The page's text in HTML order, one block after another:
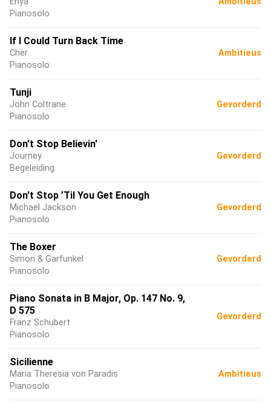
Pianosolo
If I Could Turn Back Time
Cher
Pianosolo
Ambitieus
Tunji
John Coltrane
Pianosolo
Gevorderd
Don't Stop Believin'
Journey
Begeleiding
Gevorderd
Don't Stop ’Til You Get Enough
Michael Jackson
Pianosolo
Gevorderd
The Boxer
Simon & Garfunkel
Pianosolo
Gevorderd
Piano Sonata in B Major, Op. 147 No. 9,
D 575
Franz Schubert
Pianosolo
Gevorderd
Sicilienne
Maria Theresia von Paradis
Pianosolo
Ambitieus